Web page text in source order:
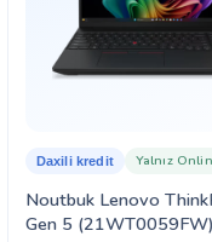
Noutbuk Lenovo
Gen 5 (21WT0059FW)
Daxili kredit Yalnız